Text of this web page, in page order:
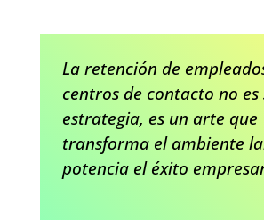
La retención de
centros de contacto no
estrategia, es un arte que
transforma el ambiente
potencia el éxito